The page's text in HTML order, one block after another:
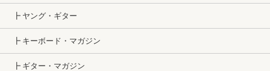
┣ ヤング・ギター
┣ キーボード・マガジン
┣ ギター・マガジン